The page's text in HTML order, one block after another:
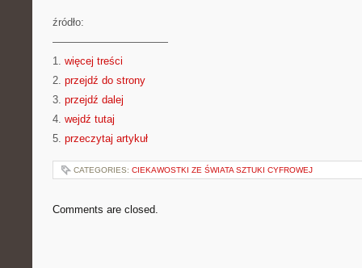
źródło:
———————————
1. więcej treści
2. przejdź do strony
3. przejdź dalej
4. wejdź tutaj
5. przeczytaj artykuł
CATEGORIES: CIEKAWOSTKI ZE ŚWIATA SZTUKI CYFROWEJ
Comments are closed.